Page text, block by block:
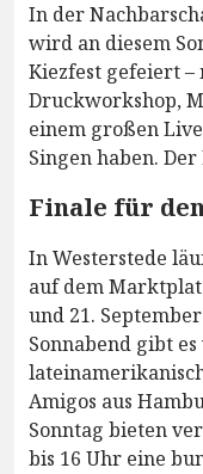
In der
wird an diesem
Kiezfest gefeiert –
Druckworkshop,
einem großen
Singen haben.
Finale für
In Westerstede
auf dem
und 21.
Sonnabend gibt
Amigos aus
Sonntag bieten
bis 16 Uhr eine